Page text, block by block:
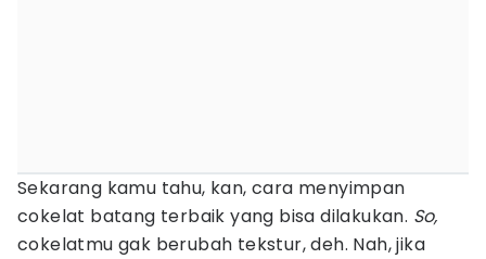
Sekarang kamu tahu, kan, cara menyimpan
cokelat batang terbaik yang bisa dilakukan. So,
cokelatmu gak berubah tekstur, deh. Nah, jika